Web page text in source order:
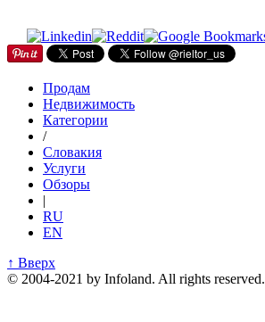
Продам
Недвижимость
Категории
/
Словакия
Услуги
Обзоры
|
RU
EN
↑ Вверх
© 2004-2021 by Infoland. All rights reserved.